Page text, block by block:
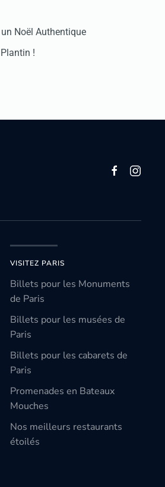
Noël Authentique
!
VISITEZ PARIS
Billets pour les Monuments
de Paris
Billets pour les musées de
Paris
Billets pour les cabarets de
Paris
Promenades en Bateaux
Mouches
Nos meilleurs restaurants
étoilés